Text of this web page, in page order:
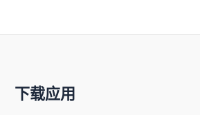
下载应用